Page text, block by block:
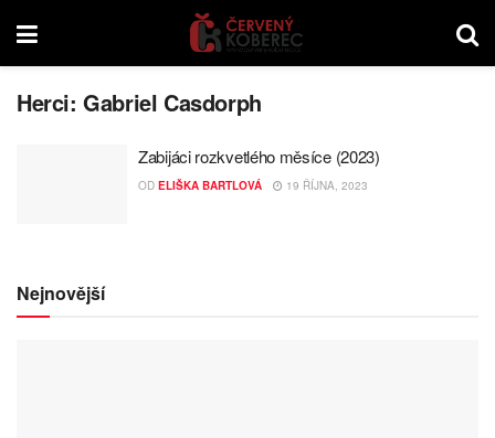
Herci:Gabriel Casdorph
Zabijáci rozkvetlého měsíce (2023)
OD ELIŠKA BARTLOVÁ 19 ŘÍJNA, 2023
Nejnovější